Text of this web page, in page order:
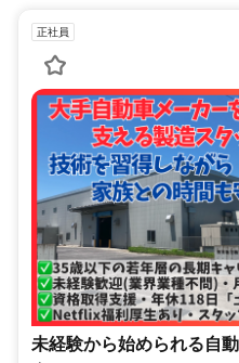
正社員
未経験から始められる自